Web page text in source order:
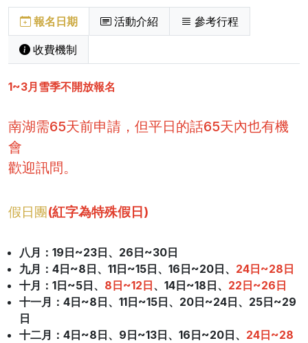
報名日期 活動介紹 參考行程
收費機制
1~3月雪季不開放報名
南湖需65天前申請，但平日的話65天內也有機
會
歡迎訊問。
假日團(紅字為特殊假日)
八月：19日~23日、26日~30日
九月：4日~8日、11日~15日、16日~20日、 24日~28日
十月：1日~5日、 8日~12日、14日~18日、 22日~26日
十一月：4日~8日、11日~15日、20日~24日、25日~29
日
十二月：4日~8日、9日~13日、16日~20日、 24日~28